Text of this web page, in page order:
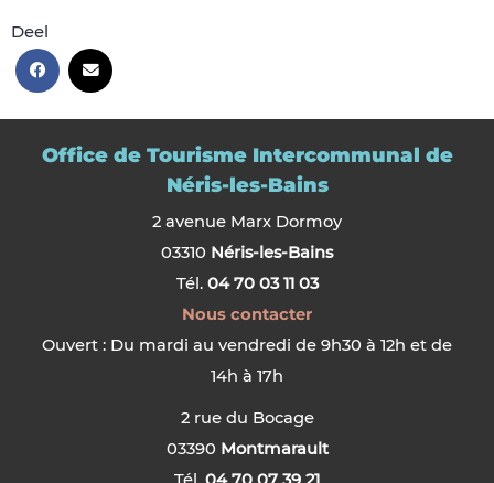
Deel
Office de Tourisme Intercommunal de
Néris-les-Bains
2 avenue Marx Dormoy
03310 Néris-les-Bains
Tél. 04 70 03 11 03
Nous contacter
Ouvert : Du mardi au vendredi de 9h30 à 12h et de
14h à 17h
2 rue du Bocage
03390 Montmarault